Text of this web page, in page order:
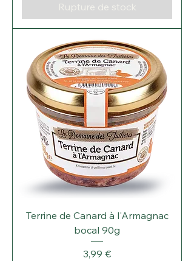
Rupture de stock
Terrine de Canard à l'Armagnac
bocal 90g
Prix
3,99 €